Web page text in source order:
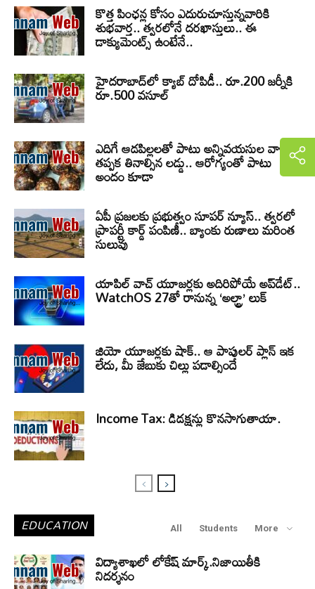
కొత్త పింఛన్ల కోసం ఎదురుచూస్తున్నవారికి
శుభవార్త.. త్వరలోనే దరఖాస్తులు.. ఈ
డాక్యుమెంట్స్ ఉంటేనే..
హైదరాబాద్‌లో క్యాబ్‌ దోపిడీ.. రూ.200 జర్నీకి
రూ.500 వసూల్
ఎదిగే ఆడపిల్లలతో పాటు అన్నివయసుల వాళ్ళు
తప్పక తినాల్సిన లడ్డు.. ఆరోగ్యంతో పాటు
అందం కూడా
ఏపీ ప్రజలకు ప్రభుత్వం సూపర్ న్యూస్.. త్వరలో
ప్రాపర్టీ కార్డ్ పంపిణీ.. బ్యాంకు రుణాలు మరింత
సులువు
యాపిల్ వాచ్ యూజర్లకు అదిరిపోయే అప్‌డేట్..
WatchOS 27తో రానున్న ‘అల్ట్రా’ లుక్
జియో యూజర్లకు షాక్.. ఆ పాపులర్ ప్లాన్ ఇక
లేదు, మీ జేబుకు చిల్లు పడాల్సిందే
Income Tax: డిడక్షన్లు కొనసాగుతాయా.
EDUCATION All Students More
విద్యాశాఖలో లోకేష్ మార్క్.నిజాయితీకి
నిదర్శనం